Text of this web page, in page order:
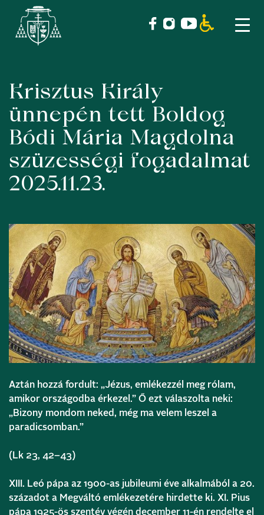
Skip
content
Krisztus Király
ünnepén tett Boldog
Bódi Mária Magdolna
szüzességi fogadalmat
2025.11.23.
Aztán hozzá fordult: „Jézus, emlékezzél meg rólam,
amikor országodba érkezel.” Ő ezt válaszolta neki:
„Bizony mondom neked, még ma velem leszel a
paradicsomban.”
(Lk 23, 42–43)
XIII. Leó pápa az 1900-as jubileumi éve alkalmából a 20.
századot a Megváltó emlékezetére hirdette ki. XI. Pius
pápa 1925-ös szentév végén december 11-én rendelte el